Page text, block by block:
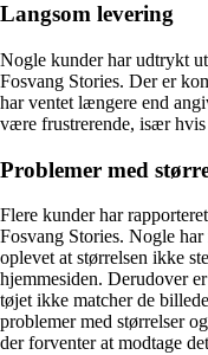
Langsom levering
Nogle kunder har udtrykt
Fosvang Stories. Der er
har ventet længere end
være frustrerende, især
Problemer med
Flere kunder har
Fosvang Stories. Nogle
oplevet at størrelsen ikke
hjemmesiden. Derudover
tøjet ikke matcher de
problemer med størrelser
der forventer at modtage